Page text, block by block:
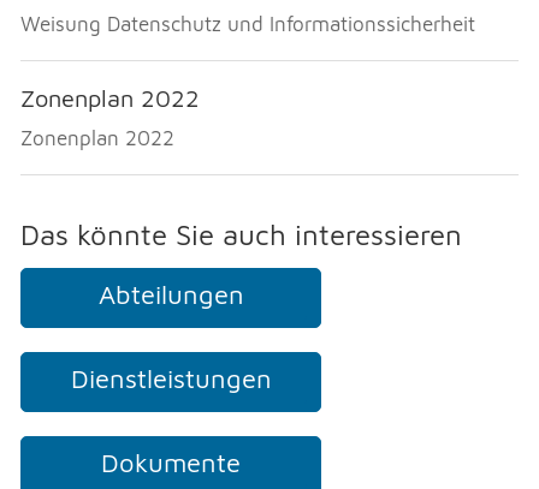
Weisung Datenschutz und Informationssicherheit
Zonenplan 2022
Zonenplan 2022
Das könnte Sie auch interessieren
Abteilungen
Dienstleistungen
Dokumente